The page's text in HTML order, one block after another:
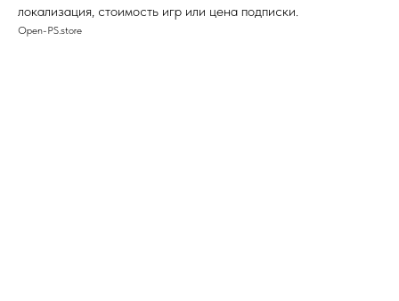
локализация, стоимость игр или цена подписки.
Open-PS.store